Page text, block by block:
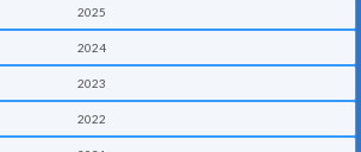
2025
2024
2023
2022